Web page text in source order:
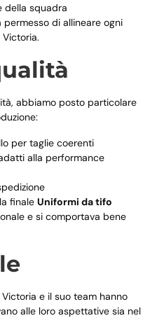
della squadra
di allineare ogni
abbiamo posto particolare
per taglie coerenti
alla performance
finale Uniformi da tifo
e si comportava bene
e il suo team hanno
alle loro aspettative sia nel